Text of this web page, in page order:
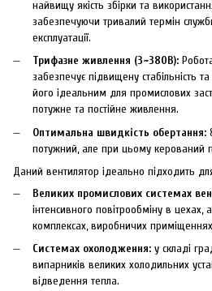
найвищу якість збірки та
забезпечуючи тривалий термін
експлуатації.
Трифазне живлення (3~380В):
забезпечує підвищену стабільність
його ідеальним для промислових
потужне та постійне живлення.
Оптимальна швидкість обертання:
потужний, але при цьому керований
Даний вентилятор ідеально підходить
Великих промислових системах
інтенсивного повітрообміну в цехах,
комплексах, виробничих
Системах охолодження: у складі
випарників великих холодильних
відведення тепла.